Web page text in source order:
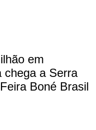
em
chega a Serra
Boné Brasil